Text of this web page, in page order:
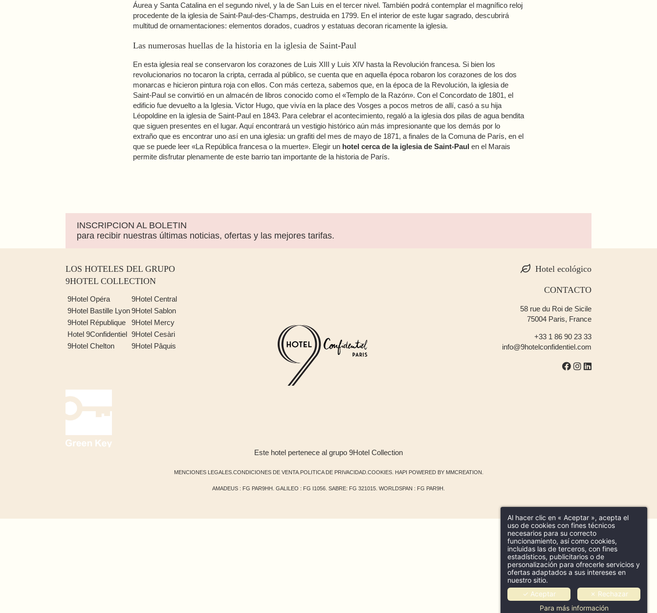
Áurea y Santa Catalina en el segundo nivel, y la de San Luis en el tercer nivel. También podrá contemplar el magnífico reloj
procedente de la iglesia de Saint-Paul-des-Champs, destruida en 1799. En el interior de este lugar sagrado, descubrirá
multitud de ornamentaciones: elementos dorados, cuadros y estatuas decoran ricamente la iglesia.
Las numerosas huellas de la historia en la iglesia de Saint-Paul
En esta iglesia real se conservaron los corazones de Luis XIII y Luis XIV hasta la Revolución francesa. Si bien los
revolucionarios no tocaron la cripta, cerrada al público, se cuenta que en aquella época robaron los corazones de los dos
monarcas e hicieron pintura roja con ellos. Con más certeza, sabemos que, en la época de la Revolución, la iglesia de
Saint-Paul se convirtió en un almacén de libros conocido como el «Templo de la Razón». Con el Concordato de 1801, el
edificio fue devuelto a la Iglesia. Victor Hugo, que vivía en la place des Vosges a pocos metros de allí, casó a su hija
Léopoldine en la iglesia de Saint-Paul en 1843. Para celebrar el acontecimiento, regaló a la iglesia dos pilas de agua bendita
que siguen presentes en el lugar. Aquí encontrará un vestigio histórico aún más impresionante que los demás por lo
extraño que es encontrar uno así en una iglesia: un grafiti del mes de mayo de 1871, a finales de la Comuna de París, en el
que se puede leer «La República francesa o la muerte». Elegir un hotel cerca de la iglesia de Saint-Paul en el Marais
permite disfrutar plenamente de este barrio tan importante de la historia de París.
INSCRIPCION AL BOLETIN
para recibir nuestras últimas noticias, ofertas y las mejores tarifas.
LOS HOTELES DEL GRUPO
9HOTEL COLLECTION
9Hotel Opéra
9Hotel Central
9Hotel Bastille Lyon 9Hotel Sablon
9Hotel République
9Hotel Mercy
Hotel 9Confidentiel 9Hotel Cesàri
9Hotel Chelton
9Hotel Pâquis
Hotel ecológico
CONTACTO
58 rue du Roi de Sicile
75004 Paris, France
+33 1 86 90 23 33
info@9hotelconfidentiel.com
Este hotel pertenece al grupo 9Hotel Collection
MENCIONES LEGALES. CONDICIONES DE VENTA. POLITICA DE PRIVACIDAD. COOKIES. HAPI POWERED BY MMCREATION
AMADEUS : FG PAR9HH. GALILEO : FG I1056. SABRE: FG 321015. WORLDSPAN : FG PAR9H.
Al hacer clic en « Aceptar », acepta el
uso de cookies con fines técnicos
necesarios para su correcto
funcionamiento, así como cookies,
incluidas las de terceros, con fines
estadísticos, publicitarios o de
personalización para ofrecerle servicios y
ofertas adaptados a sus intereses en
nuestro sitio.
✓ Aceptar
✗ Rechazar
Para más información